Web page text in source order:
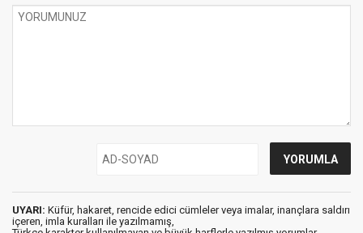
UYARI: Küfür, hakaret, rencide edici cümleler veya imalar, inançlara saldırı
içeren, imla kuralları ile yazılmamış,